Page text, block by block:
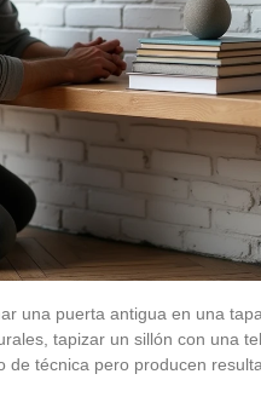
una puerta antigua en una
tapizar un sillón con una
técnica pero producen